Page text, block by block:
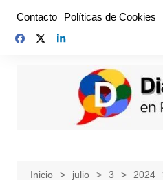
contenido
Contacto Políticas de Cookies
Inicio julio 3
2024